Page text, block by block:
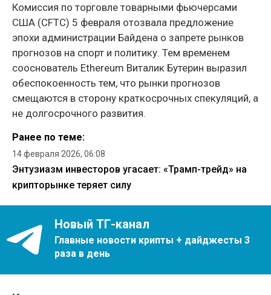
Комиссия по торговле товарными фьючерсами
США (CFTC) 5 февраля отозвала предложение
эпохи администрации Байдена о запрете рынков
прогнозов на спорт и политику. Тем временем
сооснователь Ethereum Виталик Бутерин выразил
обеспокоенность тем, что рынки прогнозов
смещаются в сторону краткосрочных спекуляций, а
не долгосрочного развития.
Ранее по теме:
14 февраля 2026, 06:08
Энтузиазм инвесторов угасает: «Трамп-трейд» на
крипторынке теряет силу
Новый ТГ-канал
Главные новости крипты + дайджесты 3
раза в день